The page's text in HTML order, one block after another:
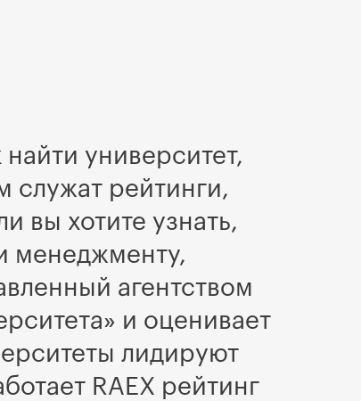
университет,
служат рейтинги,
вы хотите узнать,
менеджменту,
агентством
и оценивает
лидируют
RAEX рейтинг